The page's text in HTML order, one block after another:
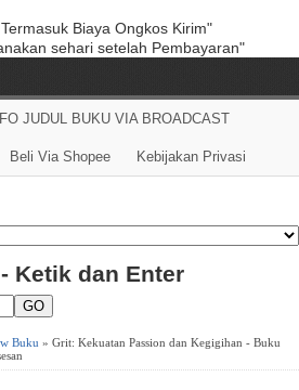
Biaya Ongkos Kirim"
sehari setelah Pembayaran"
JUDUL BUKU VIA BROADCAST
Beli Via Shopee Kebijakan Privasi
Ketik dan Enter
GO
Buku » Grit: Kekuatan Passion dan Kegigihan - Buku